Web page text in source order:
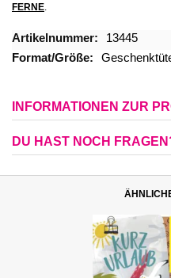
FERNE.
Mehr
Informationen
13445
INFORMATIONEN ZUR
DU HAST NOCH